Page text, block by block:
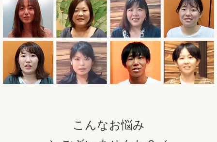
こんなお悩み